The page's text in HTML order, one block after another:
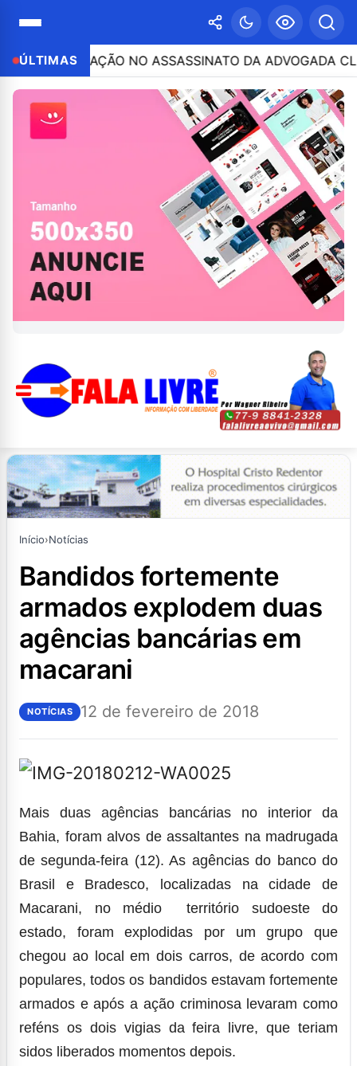
ÚLTIMASNO ASSASSINATO DA ADVOGADA CLÁUDIA
Início›Notícias
bandidos fortemente
armados explodem duas
agências bancárias em
macarani
NOTÍCIAS 12 de fevereiro de 2018
Mais duas agências bancárias no interior da
Bahia, foram alvos de assaltantes na madrugada
de segunda-feira (12). As agências do banco do
Brasil e Bradesco, localizadas na cidade de
Macarani, no médio território sudoeste do
estado, foram explodidas por um grupo que
chegou ao local em dois carros, de acordo com
populares, todos os bandidos estavam fortemente
armados e após a ação criminosa levaram como
reféns os dois vigias da feira livre, que teriam
sidos liberados momentos depois.